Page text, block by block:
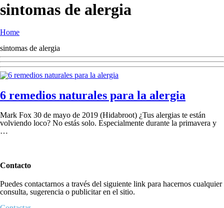
sintomas de alergia
Home
sintomas de alergia
6 remedios naturales para la alergia
Mark Fox 30 de mayo de 2019 (Hidabroot) ¿Tus alergias te están
volviendo loco? No estás solo. Especialmente durante la primavera y
…
Contacto
Puedes contactarnos a través del siguiente link para hacernos cualquier
consulta, sugerencia o publicitar en el sitio.